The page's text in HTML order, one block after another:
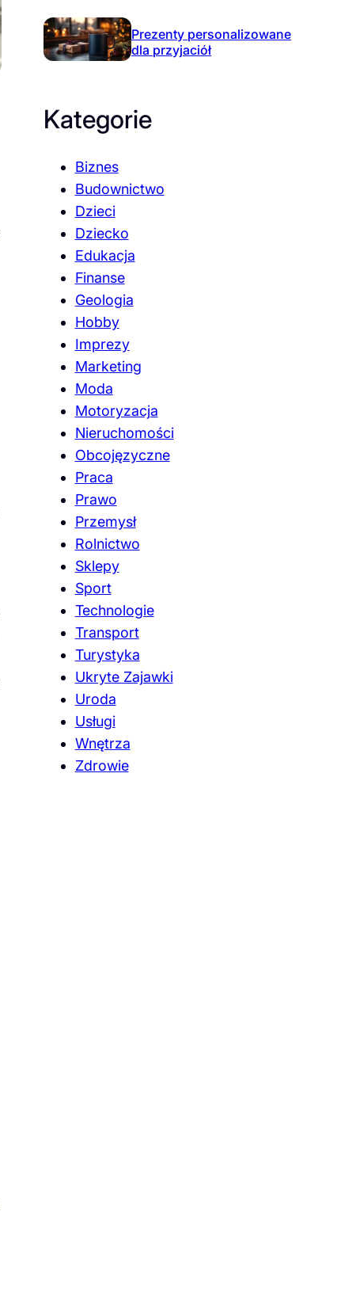
Prezenty personalizowane
dla przyjaciół
Kategorie
Biznes
Budownictwo
Dzieci
Dziecko
Edukacja
Finanse
Geologia
Hobby
Imprezy
Marketing
Moda
Motoryzacja
Nieruchomości
Obcojęzyczne
Praca
Prawo
Przemysł
Rolnictwo
Sklepy
Sport
Technologie
Transport
Turystyka
Ukryte Zajawki
Uroda
Usługi
Wnętrza
Zdrowie